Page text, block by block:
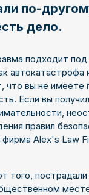
по-
дело.
подходит
автокатастрофа
что вы не имеете
Если вы
правил
фирма Alex's Law
того, пострадали